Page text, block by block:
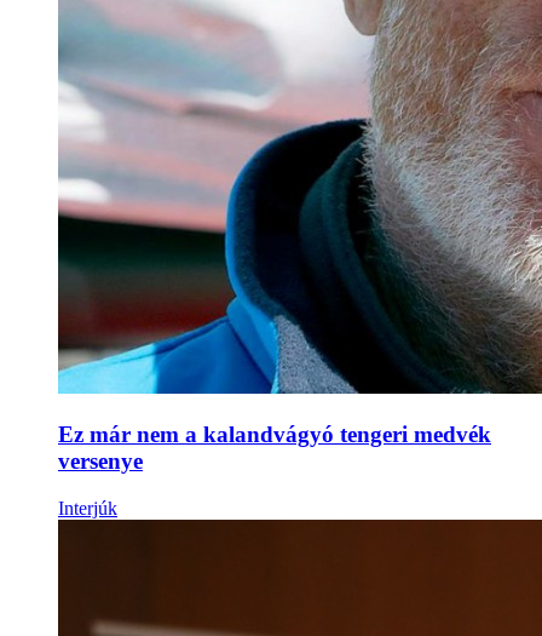
Ez már nem a kalandvágyó tengeri medvék
versenye
Interjúk